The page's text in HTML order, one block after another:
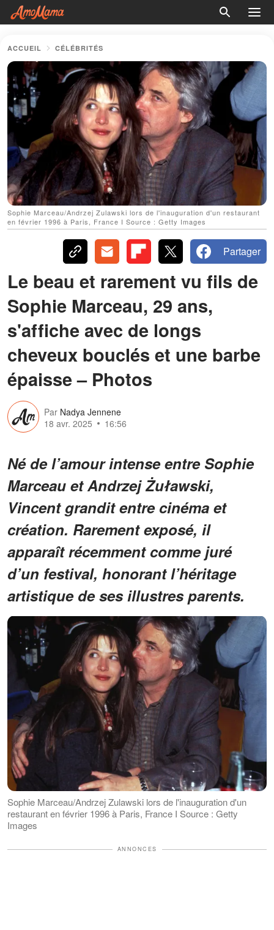
ACCUEIL CÉLÉBRITÉS
Sophie Marceau/Andrzej Zulawski lors de l'inauguration d'un restaurant
en février 1996 à Paris, France I Source : Getty Images
Partager
Le beau et rarement vu fils de
Sophie Marceau, 29 ans,
s'affiche avec de longs
cheveux bouclés et une barbe
épaisse – Photos
Par Nadya Jennene
18 avr. 2025
16:56
Né de l’amour intense entre Sophie
Marceau et Andrzej Żuławski,
Vincent grandit entre cinéma et
création. Rarement exposé, il
apparaît récemment comme juré
d’un festival, honorant l’héritage
artistique de ses illustres parents.
Sophie Marceau/Andrzej Zulawski lors de l'inauguration d'un
restaurant en février 1996 à Paris, France I Source : Getty
Images
ANNONCES